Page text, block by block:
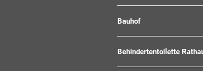
Bauhof
Behindertentoilette